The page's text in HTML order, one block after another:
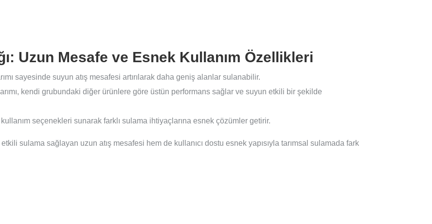
Uzun Mesafe ve Esnek Kullanım Özellikleri
sayesinde suyun atış mesafesi artırılarak daha geniş alanlar sulanabilir.
kendi grubundaki diğer ürünlere göre üstün performans sağlar ve suyun etkili bir şekilde
kullanım seçenekleri sunarak farklı sulama ihtiyaçlarına esnek çözümler getirir.
sulama sağlayan uzun atış mesafesi hem de kullanıcı dostu esnek yapısıyla tarımsal sulamada fark